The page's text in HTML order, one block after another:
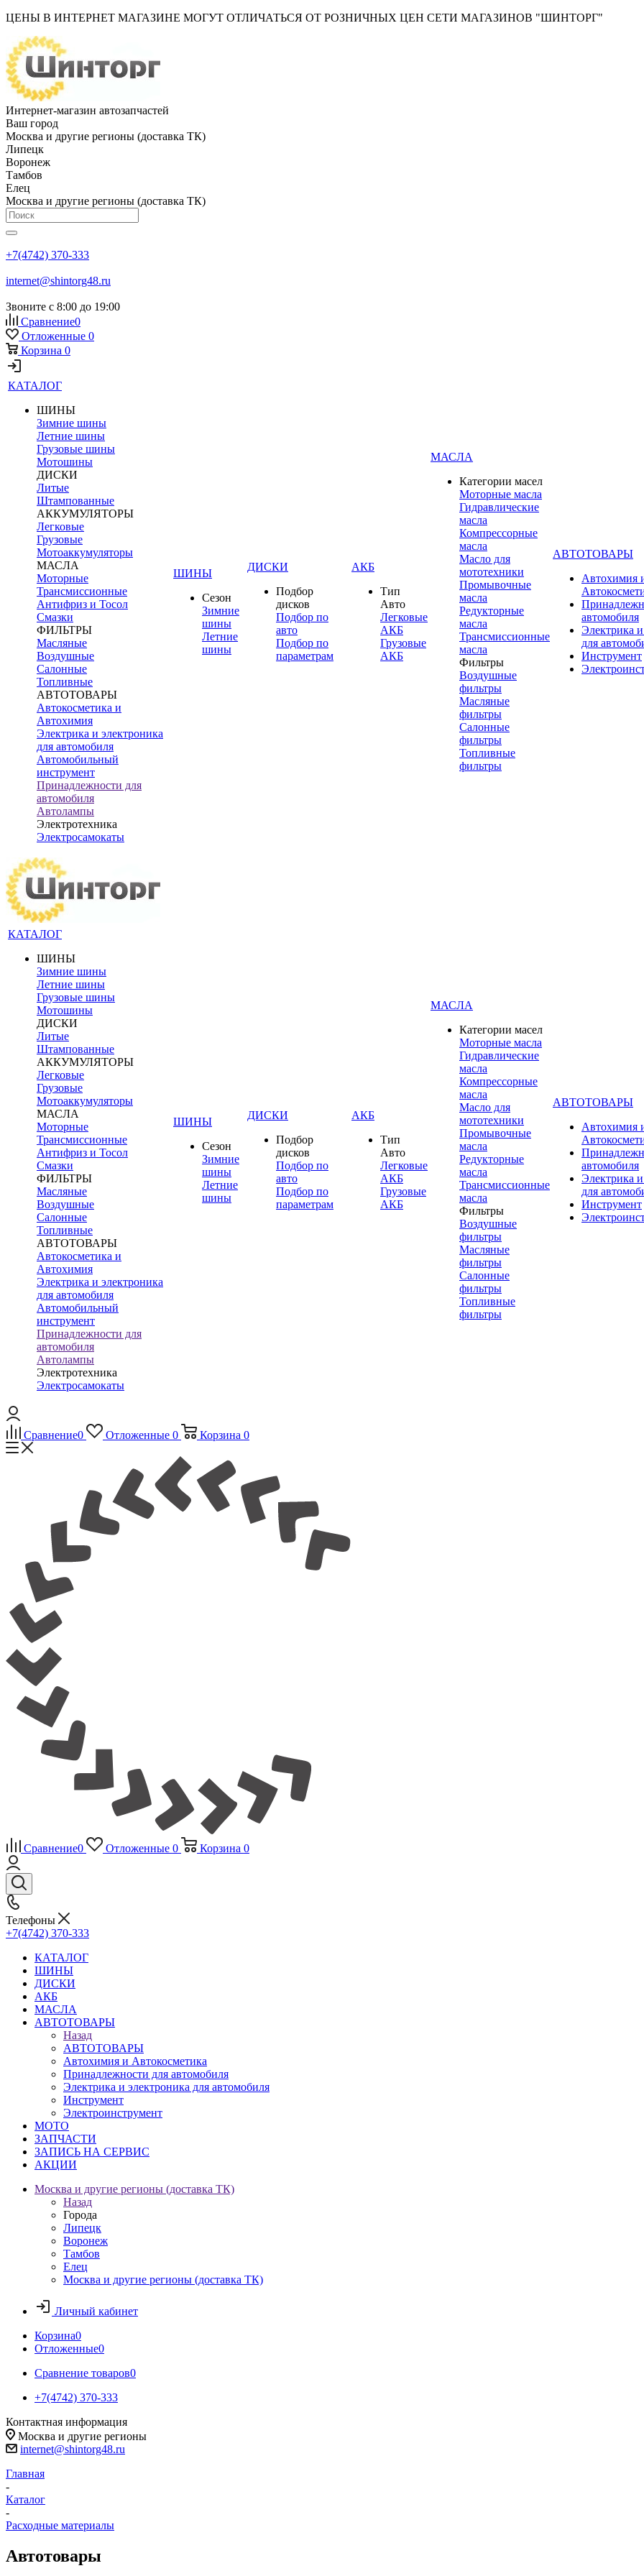
ЦЕНЫ В ИНТЕРНЕТ МАГАЗИНЕ МОГУТ ОТЛИЧАТЬСЯ ОТ РОЗНИЧНЫХ ЦЕН СЕТИ МАГАЗИНОВ "ШИНТОРГ"
Интернет-магазин автозапчастей
Ваш город
Москва и другие регионы (доставка ТК)
Липецк
Воронеж
Тамбов
Елец
Москва и другие регионы (доставка ТК)
+7(4742) 370-333
internet@shintorg48.ru
Звоните с 8:00 до 19:00
Сравнение0
Отложенные 0
Корзина 0
КАТАЛОГ
ШИНЫ
Зимние шины
Летние шины
Грузовые шины
Мотошины
ДИСКИ
Литые
Штампованные
АККУМУЛЯТОРЫ
Легковые
Грузовые
Мотоаккумуляторы
МАСЛА
Моторные
Трансмиссионные
Антифриз и Тосол
Смазки
ФИЛЬТРЫ
Масляные
Воздушные
Салонные
Топливные
АВТОТОВАРЫ
Автокосметика и
Автохимия
Электрика и электроника
для автомобиля
Автомобильный
инструмент
Принадлежности для
автомобиля
Автолампы
Электротехника
Электросамокаты
ШИНЫ
Сезон
Зимние
шины
Летние
шины
ДИСКИ
Подбор
дисков
Подбор по
авто
Подбор по
параметрам
АКБ
Тип
Авто
Легковые
АКБ
Грузовые
АКБ
МАСЛА
Категории масел
Моторные масла
Гидравлические
масла
Компрессорные
масла
Масло для
мототехники
Промывочные
масла
Редукторные
масла
Трансмиссионные
масла
Фильтры
Воздушные
фильтры
Масляные
фильтры
Салонные
фильтры
Топливные
фильтры
АВТОТОВАРЫ
Автохимия
автомобиля
Электрика
для
Инструмент
КАТАЛОГ
ШИНЫ
Зимние шины
Летние шины
Грузовые шины
Мотошины
ДИСКИ
Литые
Штампованные
АККУМУЛЯТОРЫ
Легковые
Грузовые
Мотоаккумуляторы
МАСЛА
Моторные
Трансмиссионные
Антифриз и Тосол
Смазки
ФИЛЬТРЫ
Масляные
Воздушные
Салонные
Топливные
АВТОТОВАРЫ
Автокосметика и
Автохимия
Электрика и электроника
для автомобиля
Автомобильный
инструмент
Принадлежности для
автомобиля
Автолампы
Электротехника
Электросамокаты
ШИНЫ
Сезон
Зимние
шины
Летние
шины
ДИСКИ
Подбор
дисков
Подбор по
авто
Подбор по
параметрам
АКБ
Тип
Авто
Легковые
АКБ
Грузовые
АКБ
МАСЛА
Категории масел
Моторные масла
Гидравлические
масла
Компрессорные
масла
Масло для
мототехники
Промывочные
масла
Редукторные
масла
Трансмиссионные
масла
Фильтры
Воздушные
фильтры
Масляные
фильтры
Салонные
фильтры
Топливные
фильтры
АВТОТОВАРЫ
Автохимия
автомобиля
Электрика
для
Инструмент
Сравнение0 Отложенные 0 Корзина 0
Сравнение0 Отложенные 0 Корзина 0
Телефоны
+7(4742) 370-333
КАТАЛОГ
ШИНЫ
ДИСКИ
АКБ
МАСЛА
АВТОТОВАРЫ
Назад
АВТОТОВАРЫ
Автохимия и Автокосметика
Принадлежности для автомобиля
Электрика и электроника для автомобиля
Инструмент
Электроинструмент
МОТО
ЗАПЧАСТИ
ЗАПИСЬ НА СЕРВИС
АКЦИИ
Москва и другие регионы (доставка ТК)
Назад
Города
Липецк
Воронеж
Тамбов
Елец
Москва и другие регионы (доставка ТК)
Личный кабинет
Корзина0
Отложенные0
Сравнение товаров0
+7(4742) 370-333
Контактная информация
Москва и другие регионы
internet@shintorg48.ru
Главная
-
Каталог
-
Расходные материалы
Автотовары